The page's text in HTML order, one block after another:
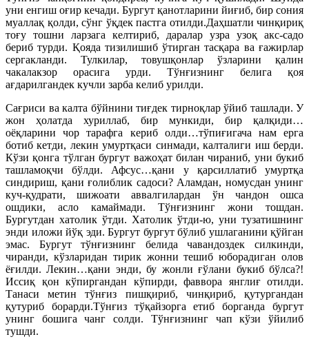
уни енгиш оғир кечади. Бургут қанотларини йиғиб, бир сония
муаллақ қолди, сўнг ўқдек пастга отилди.Даҳшатли чинқириқ
тоғу тошни ларзага келтириб, даралар узра узоқ акс-садо
бериб турди. Қояда тизилишиб ўтирган тасқара ва ғажирлар
сергакланди. Тулкилар, товушқонлар ўзларини қалин
чакалакзор орасига урди. Тўнғизнинг белига қоя
ағдарилгандек кучли зарба келиб урилди.
Сағриси ва калта бўйнини тиғдек тирноқлар ўйиб ташлади. У
жон ҳолатда хуриллаб, бир мункиди, бир қалқиди…
оёқларини чор тарафга кериб олди…тўпиғигача нам ерга
ботиб кетди, лекин умуртқаси синмади, калталиги иш берди.
Кўзи қонга тўлган бургут важоҳат билан чираниб, уни букиб
ташламоқчи бўлди. Афсус…қани у қарсиллатиб умуртқа
синдириш, қани ғолиблик садоси? Аламдан, номусдан унинг
куч-қудрати, шижоати аввалгилардан ўн чандон ошса
ошдики, асло камаймади. Тўнғизнинг жони тошдан.
Бургутдан хатолик ўтди. Хатолик ўтди-ю, уни тузатишнинг
энди иложи йўқ эди. Бургут бургут бўлиб ушлаганини қўйган
эмас. Бургут тўнғизнинг белида чавандоздек силкинди,
чиранди, кўзларидан тирик жонни тешиб юборадиган олов
ёғилди. Лекин…қани энди, бу жонли ғўлани букиб бўлса?!
Иссиқ қон кўпиргандан кўпирди, фаввора янглиғ отилди.
Танаси метин тўнғиз пишқириб, чинқириб, қутургандан
қутуриб борарди.Тўнғиз тўқайзорга етиб борганда бургут
унинг бошига чанг солди. Тўнғизнинг чап кўзи ўйилиб
тушди.